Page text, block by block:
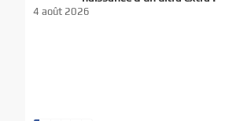
4 août 2026